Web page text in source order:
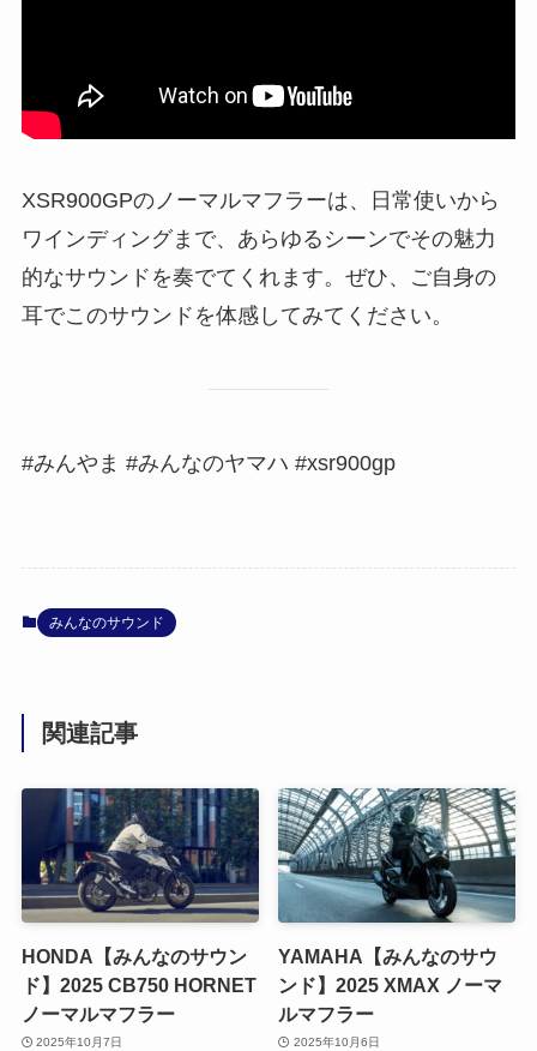
XSR900GPのノーマルマフラーは、日常使いから
ワインディングまで、あらゆるシーンでその魅力
的なサウンドを奏でてくれます。ぜひ、ご自身の
耳でこのサウンドを体感してみてください。
#みんやま #みんなのヤマハ #xsr900gp
みんなのサウンド
関連記事
HONDA【みんなのサウン
ド】2025 CB750 HORNET
ノーマルマフラー
2025年10月7日
YAMAHA【みんなのサウ
ンド】2025 XMAX ノーマ
ルマフラー
2025年10月6日